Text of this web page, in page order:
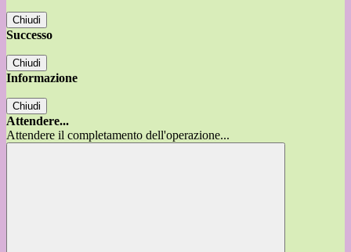
Chiudi
Successo
Chiudi
Informazione
Chiudi
Attendere...
Attendere il completamento dell'operazione...